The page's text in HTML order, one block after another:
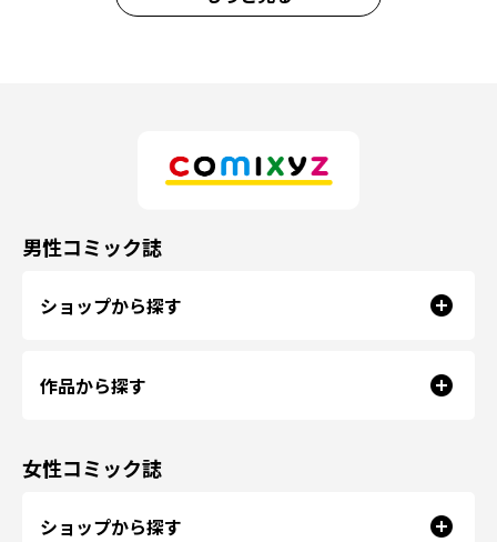
男性コミック誌
ショップから探す
作品から探す
女性コミック誌
ショップから探す